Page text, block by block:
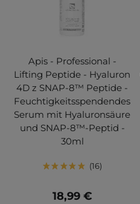
Apis - Professional -
Lifting Peptide - Hyaluron
4D z SNAP-8™ Peptide -
Feuchtigkeitsspendendes
Serum mit Hyaluronsäure
und SNAP-8™-Peptid -
30ml
16
18,99 €